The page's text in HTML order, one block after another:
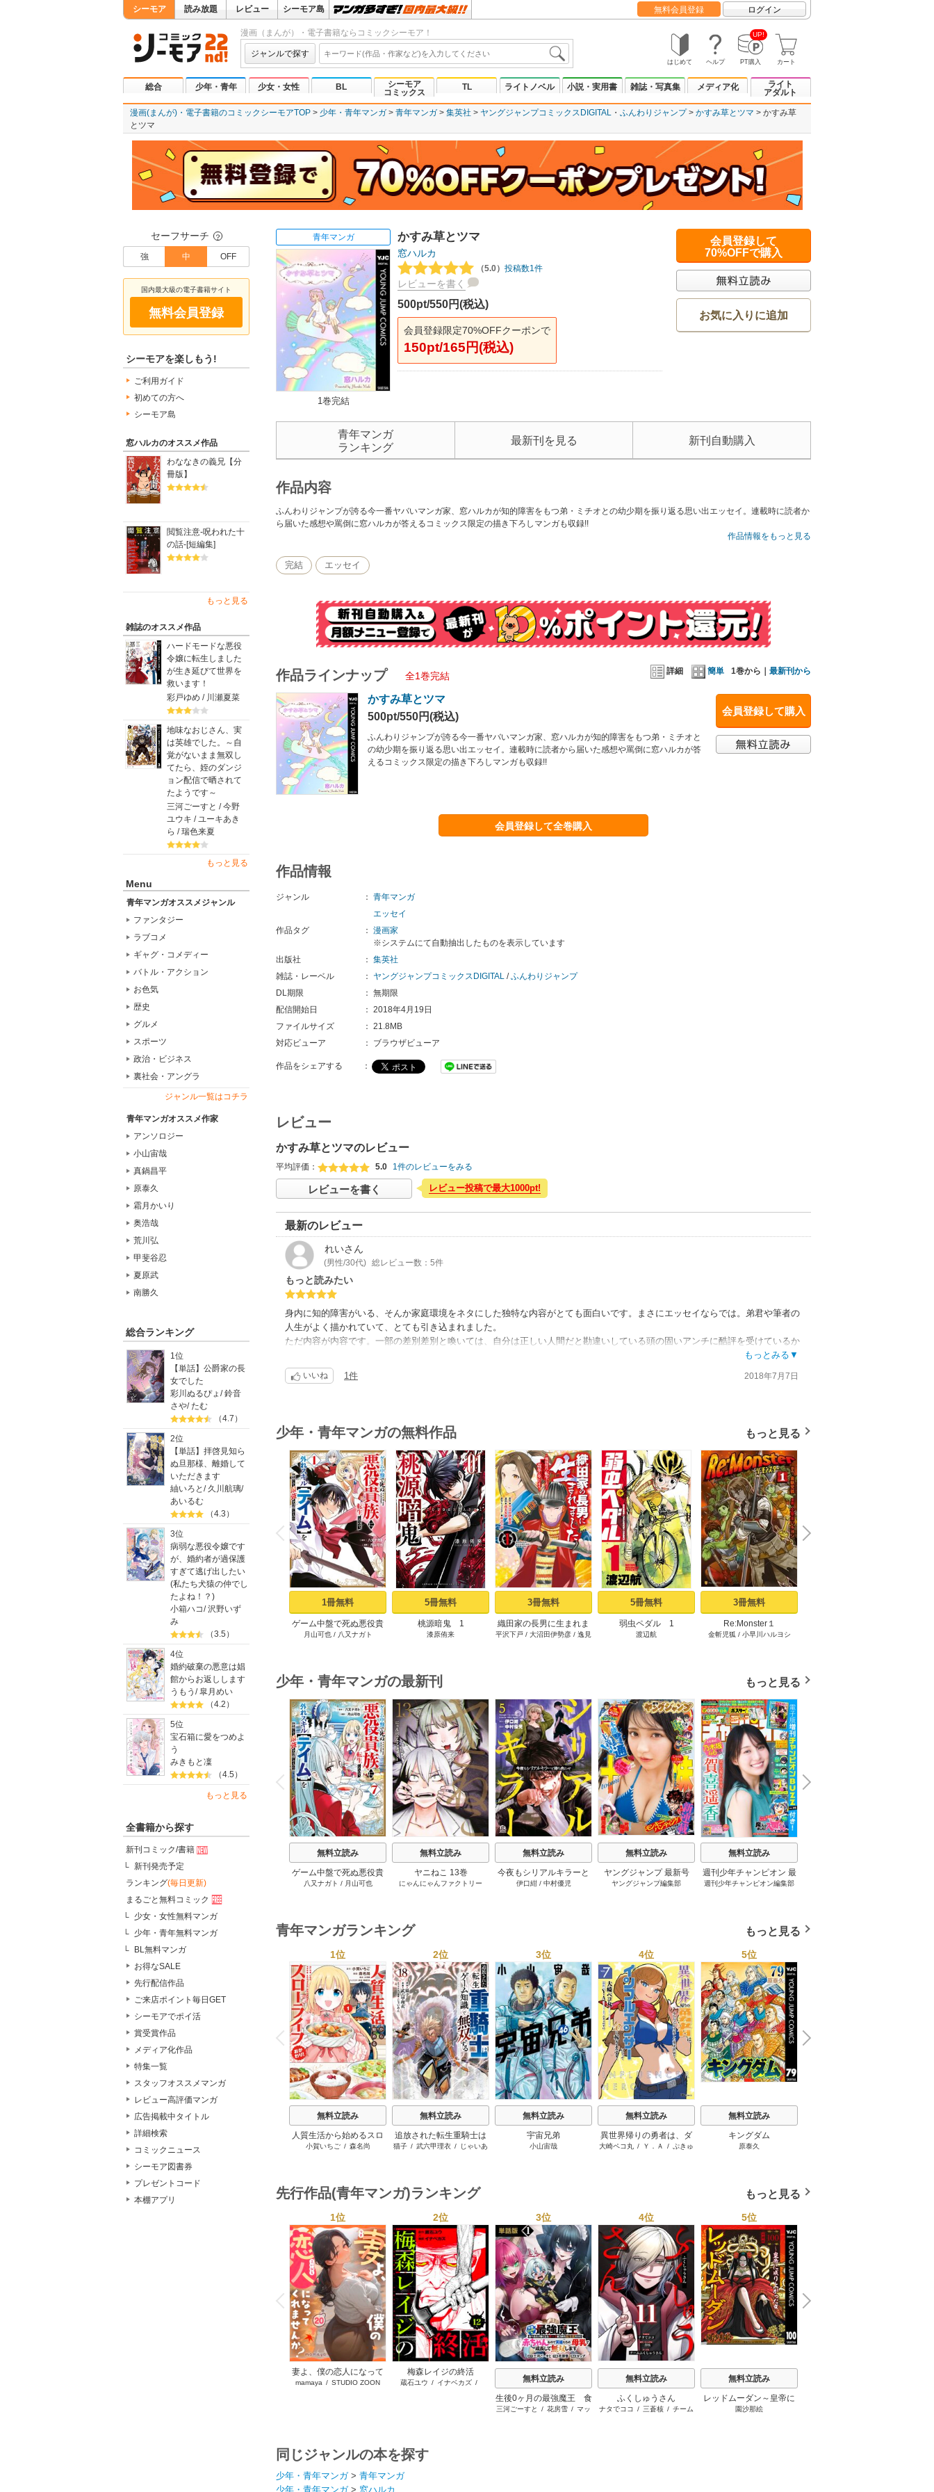
シーモア 読み放題 レビュー シーモア島 無料会員登録 ログイン
漫画（まんが）・電子書籍ならコミックシーモア！
ジャンルで探す
はじめて ヘルプ
UP!
PT購入 カート
総合 少年・青年 少女・女性 BL
シーモア
コミックス
TL ライトノベル 小説・実用書 雑誌・写真集 メディア化
ライト
アダルト
漫画(まんが)・電子書籍のコミックシーモアTOP 少年・青年マンガ 青年マンガ 集英社 ヤングジャンプコミックスDIGITAL ふんわりジャンプ かすみ草とツマ
かすみ草
とツマ
セーフサーチ ？
強 中 OFF
国内最大級の電子書籍サイト
無料会員登録
シーモアを楽しもう!
ご利用ガイド
初めての方へ
シーモア島
窓ハルカのオススメ作品
わななきの義兄【分
冊版】
閲覧注意-呪われた十
の話-[短編集]
もっと見る
雑誌のオススメ作品
ハードモードな悪役
令嬢に転生しました
が生き延びて世界を
救います！
彩戸ゆめ / 川瀬夏菜
地味なおじさん、実
は英雄でした。～自
覚がないまま無双し
てたら、姪のダンジ
ョン配信で晒されて
たようです～
三河ごーすと / 今野
ユウキ / ユーキあき
ら / 瑞色来夏
もっと見る
Menu
青年マンガオススメジャンル
ファンタジー
ラブコメ
ギャグ・コメディー
バトル・アクション
お色気
歴史
グルメ
スポーツ
政治・ビジネス
裏社会・アングラ
ジャンル一覧はコチラ
青年マンガオススメ作家
アンソロジー
小山宙哉
真鍋昌平
原泰久
霜月かいり
奥浩哉
荒川弘
甲斐谷忍
夏原武
南勝久
総合ランキング
1位
【単話】公爵家の長
女でした
彩川ぬるぴょ /鈴音
さや/たむ
（4.7）
2位
【単話】拝啓見知ら
ぬ旦那様、離婚して
いただきます
紬いろと / 久川航璃/
あいるむ
（4.3）
3位
病弱な悪役令嬢です
が、婚約者が過保護
すぎて逃げ出したい
(私たち犬猿の仲でし
たよね！？)
小箱ハコ/沢野いず
み
（3.5）
4位
婚約破棄の悪意は娼
館からお返しします
うもう /皐月めい
（4.2）
5位
宝石箱に愛をつめよ
う
みきもと凜
（4.5）
もっと見る
全書籍から探す
新刊コミック/書籍
新刊発売予定
ランキング(毎日更新)
まるごと無料コミック
少女・女性無料マンガ
少年・青年無料マンガ
BL無料マンガ
お得なSALE
先行配信作品
ご来店ポイント毎日GET
シーモアでポイ活
賞受賞作品
メディア化作品
特集一覧
スタッフオススメマンガ
レビュー高評価マンガ
広告掲載中タイトル
詳細検索
コミックニュース
シーモア図書券
プレゼントコード
本棚アプリ
青年マンガ
1巻完結
かすみ草とツマ
窓ハルカ
（5.0） 投稿数1件
レビューを書く
500pt/550円(税込)
会員登録限定70%OFFクーポンで
150pt/165円(税込)
会員登録して
70%OFFで購入
お気に入りに追加
青年マンガ
ランキング
最新刊を見る 新刊自動購入
作品内容
ふんわりジャンプが誇る今一番ヤバいマンガ家、窓ハルカが知的障害をもつ弟・ミチオとの幼少期を振り返る思い出エッセイ。連載時に読者か
ら届いた感想や罵倒に窓ハルカが答えるコミックス限定の描き下ろしマンガも収録!!
作品情報をもっと見る
完結 エッセイ
詳細 簡単 1巻から｜ 最新刊から
作品ラインナップ 全1巻完結
会員登録して購入
かすみ草とツマ
500pt/550円(税込)
ふんわりジャンプが誇る今一番ヤバいマンガ家、窓ハルカが知的障害をもつ弟・ミチオと
の幼少期を振り返る思い出エッセイ。連載時に読者から届いた感想や罵倒に窓ハルカが答
えるコミックス限定の描き下ろしマンガも収録!!
会員登録して全巻購入
作品情報
ジャンル ： 青年マンガ
エッセイ
作品タグ
： 漫画家
※システムにて自動抽出したものを表示しています
出版社
： 集英社
雑誌・レーベル
： ヤングジャンプコミックスDIGITAL /ふんわりジャンプ
DL期限
： 無期限
配信開始日
： 2018年4月19日
ファイルサイズ
： 21.8MB
対応ビューア
： ブラウザビューア
作品をシェアする ：
レビュー
かすみ草とツマのレビュー
平均評価： 5.0 1件のレビューをみる
レビューを書く レビュー投稿で最大1000pt!
最新のレビュー
れいさん
(男性/30代) 総レビュー数：5件
もっと読みたい
身内に知的障害がいる、そんか家庭環境をネタにした独特な内容がとても面白いです。まさにエッセイならでは。弟君や筆者の
人生がよく描かれていて、とても引き込まれました。
ただ内容が内容です。一部の差別差別と喚いては、自分は正しい人間だと勘違いしている頭の固いアンチに酷評を受けているか
もっとみる▼
いいね 1件 2018年7月7日
少年・青年マンガの無料作品 もっと見る
P
r
e
v
i
o
u
s
1冊無料
ゲーム中盤で死ぬ悪役貴
族に転生したので、外れ
（１）
月山可也/ 八又ナガト
5冊無料
桃源暗鬼 1
漆原侑来
3冊無料
織田家の長男に生まれま
した～戦国時代に転生し
平沢下戸 / 大沼田伊勢彦 / 逸見
5冊無料
弱虫ペダル 1
渡辺航
3冊無料
Re:Monster１
金斬児狐 / 小早川ハルヨシ
N
e
x
t
少年・青年マンガの最新刊 もっと見る
P
r
e
v
i
o
u
s
無料立読み
ゲーム中盤で死ぬ悪役貴
族に転生したので、外れ
7巻
八又ナガト / 月山可也
無料立読み
ヤニねこ 13巻
にゃんにゃんファクトリー
無料立読み
今夜もシリアルキラーと
待ち合わせ 5巻
伊口紺/ 中村優児
無料立読み
ヤングジャンプ 最新号
ヤングジャンプ編集部
無料立読み
週刊少年チャンピオン 最
新号
週刊少年チャンピオン編集部
N
e
x
t
青年マンガランキング もっと見る
P
r
e
v
i
o
u
s
1位
無料立読み
人質生活から始めるスロ
ーライフ
小賀いちご/ 森名尚
2位
無料立読み
追放された転生重騎士は
ゲーム知識で無双する
猫子 / 武六甲理衣 /
じゃいあ
3位
無料立読み
宇宙兄弟
小山宙哉
4位
無料立読み
異世界帰りの勇者は、ダ
ンジョンが出現した現実
大崎ペコ丸 / Ｙ．Ａ / ぷきゅ
5位
無料立読み
キングダム
原泰久
N
e
x
t
先行作品(青年マンガ)ランキング もっと見る
P
r
e
v
i
o
u
s
1位
妻よ、僕の恋人になって
くれませんか？
mamaya / STUDIO ZOON
2位
梅森レイジの終活
蔵石ユウ / イナベカズ /
3位
無料立読み
生後0ヶ月の最強魔王 食
べるだけ強くなるチート
三河ごーすと / 花房雪 / マッ
4位
無料立読み
ふくしゅうさん
ナタでココ / 三蒼核 / チーム
5位
無料立読み
レッドムーダン～皇帝に
成り上がった女～
園沙那絵
N
e
x
t
同じジャンルの本を探す
少年・青年マンガ> 青年マンガ
少年・青年マンガ> 窓ハルカ